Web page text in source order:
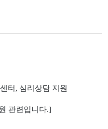
터, 심리상담 지원
관련입니다.]